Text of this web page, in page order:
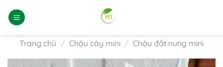
qua
Trang chủ / Chậu cây mini / Chậu đất nung mini